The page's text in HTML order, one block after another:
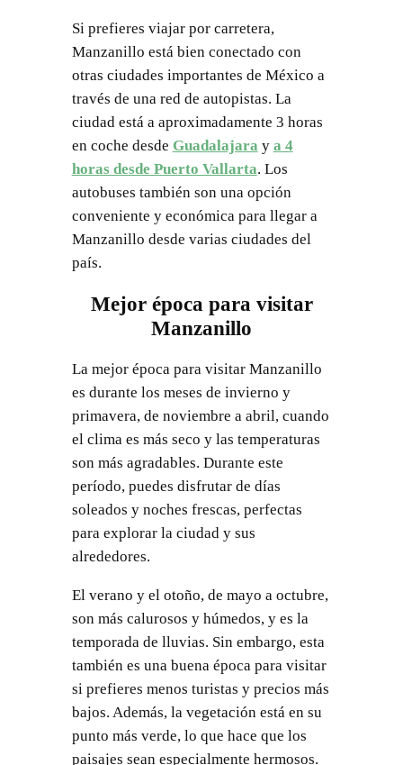
Si prefieres viajar por carretera,
Manzanillo está bien conectado con
otras ciudades importantes de México a
través de una red de autopistas. La
ciudad está a aproximadamente 3 horas
en coche desde Guadalajara y a 4
horas desde Puerto Vallarta. Los
autobuses también son una opción
conveniente y económica para llegar a
Manzanillo desde varias ciudades del
país.
Mejor época para visitar
Manzanillo
La mejor época para visitar Manzanillo
es durante los meses de invierno y
primavera, de noviembre a abril, cuando
el clima es más seco y las temperaturas
son más agradables. Durante este
período, puedes disfrutar de días
soleados y noches frescas, perfectas
para explorar la ciudad y sus
alrededores.
El verano y el otoño, de mayo a octubre,
son más calurosos y húmedos, y es la
temporada de lluvias. Sin embargo, esta
también es una buena época para visitar
si prefieres menos turistas y precios más
bajos. Además, la vegetación está en su
punto más verde, lo que hace que los
paisajes sean especialmente hermosos.